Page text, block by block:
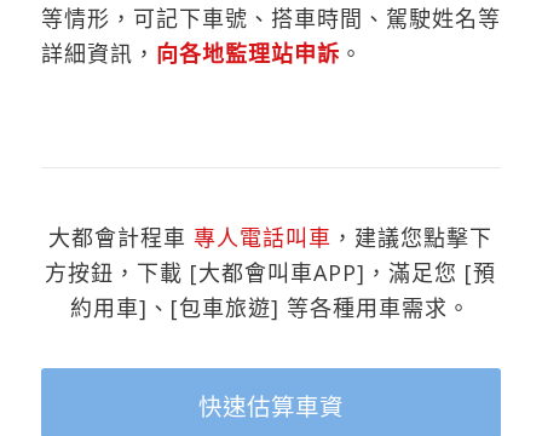
等情形，可記下車號、搭車時間、駕駛姓名等
詳細資訊， 向各地監理站申訴 。
大都會計程車專人電話叫車 ，建議您點擊下
方按鈕，下載 [大都會叫車APP]，滿足您 [預
約用車]、[包車旅遊] 等各種用車需求。
快速估算車資